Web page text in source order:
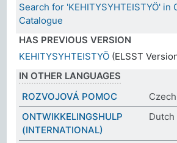
Search for 'KEHITYSYHTEISTYÖ' in
Catalogue
HAS PREVIOUS VERSION
KEHITYSYHTEISTYÖ (ELSST
IN OTHER LANGUAGES
ROZVOJOVÁ POMOC
Czech
ONTWIKKELINGSHULP
(INTERNATIONAL)
Dutch